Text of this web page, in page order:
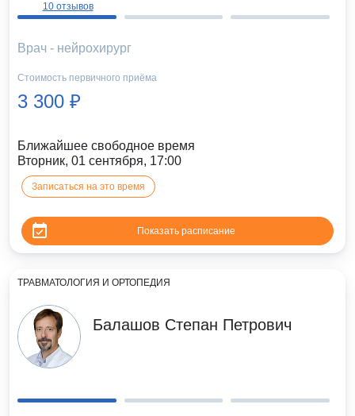
10 отзывов
Врач - нейрохирург
Стоимость первичного приёма
3 300 ₽
Ближайшее свободное время
Вторник, 01 сентября, 17:00
Записаться на это время
Показать расписание
ТРАВМАТОЛОГИЯ И ОРТОПЕДИЯ
Балашов Степан Петрович